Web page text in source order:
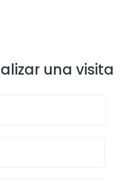
una visita